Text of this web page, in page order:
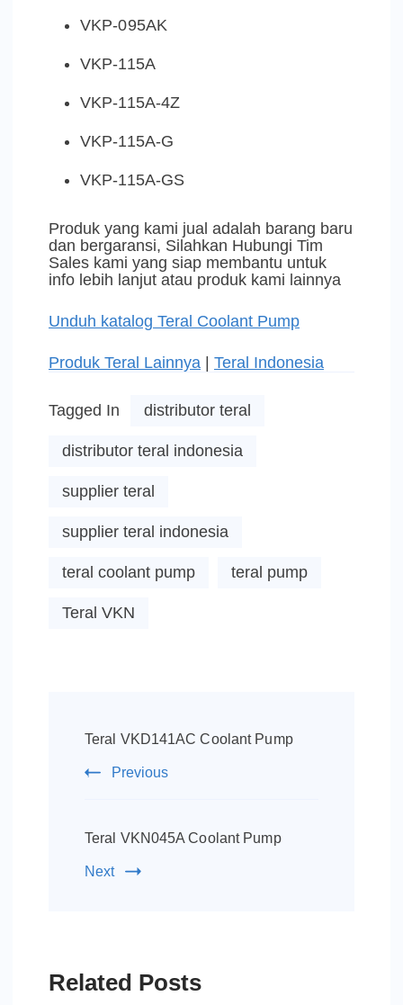
VKP-095AK
VKP-115A
VKP-115A-4Z
VKP-115A-G
VKP-115A-GS
Produk yang kami jual adalah barang baru
dan bergaransi, Silahkan Hubungi Tim
Sales kami yang siap membantu untuk
info lebih lanjut atau produk kami lainnya
Unduh katalog Teral Coolant Pump
Produk Teral Lainnya Teral Indonesia
Tagged In distributor teral
distributor teral indonesia
supplier teral
supplier teral indonesia
teral coolant pump teral pump
Teral VKN
Navigation
Teral VKD141AC Coolant Pump
Previous
Teral VKN045A Coolant Pump
Next
Related Posts